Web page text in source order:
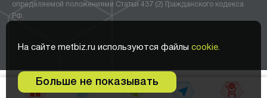
0
На сайте metbiz.ru используются файлы cookie.
Больше не показывать
определяемой положениями Статьи 437 (2) Гражданского кодекса
РФ.